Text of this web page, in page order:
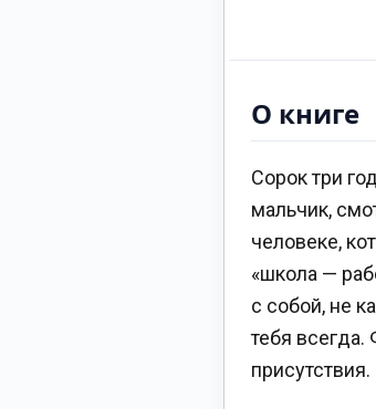
О книге
Сорок три
мальчик,
человеке,
«школа —
с собой, не
тебя всегда.
присутствия.